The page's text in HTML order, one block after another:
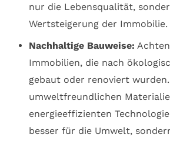
nur die Lebensqualität,
Wertsteigerung der Immobilie.
Nachhaltige Bauweise:
Immobilien, die nach
gebaut oder renoviert
umweltfreundlichen
energieeffizienten
besser für die Umwelt,